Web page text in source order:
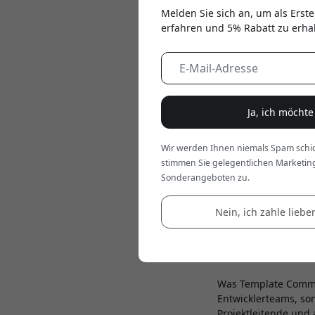
Jun 06, 2025
Struktur ist der
Mal zeitaufwendig
Vorlagenbibliothek,
Was Template
Entwicklerteams,
Melden Sie sich an, um als
erfahren und 5% Rabatt zu
Ja, ich
Wir werden Ihnen niemals Spam
stimmen Sie gelegentlichen
Sonderangeboten zu.
Nein, ich zahle